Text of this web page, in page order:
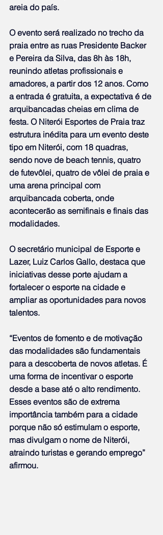
areia do país.
O evento será realizado no trecho da
praia entre as ruas Presidente Backer
e Pereira da Silva, das 8h às 18h,
reunindo atletas profissionais e
amadores, a partir dos 12 anos. Como
a entrada é gratuita, a expectativa é de
arquibancadas cheias em clima de
festa. O Niterói Esportes de Praia traz
estrutura inédita para um evento deste
tipo em Niterói, com 18 quadras,
sendo nove de beach tennis, quatro
de futevôlei, quatro de vôlei de praia e
uma arena principal com
arquibancada coberta, onde
acontecerão as semifinais e finais das
modalidades.
O secretário municipal de Esporte e
Lazer, Luiz Carlos Gallo, destaca que
iniciativas desse porte ajudam a
fortalecer o esporte na cidade e
ampliar as oportunidades para novos
talentos.
“Eventos de fomento e de motivação
das modalidades são fundamentais
para a descoberta de novos atletas. É
uma forma de incentivar o esporte
desde a base até o alto rendimento.
Esses eventos são de extrema
importância também para a cidade
porque não só estimulam o esporte,
mas divulgam o nome de Niterói,
atraindo turistas e gerando emprego”
afirmou.